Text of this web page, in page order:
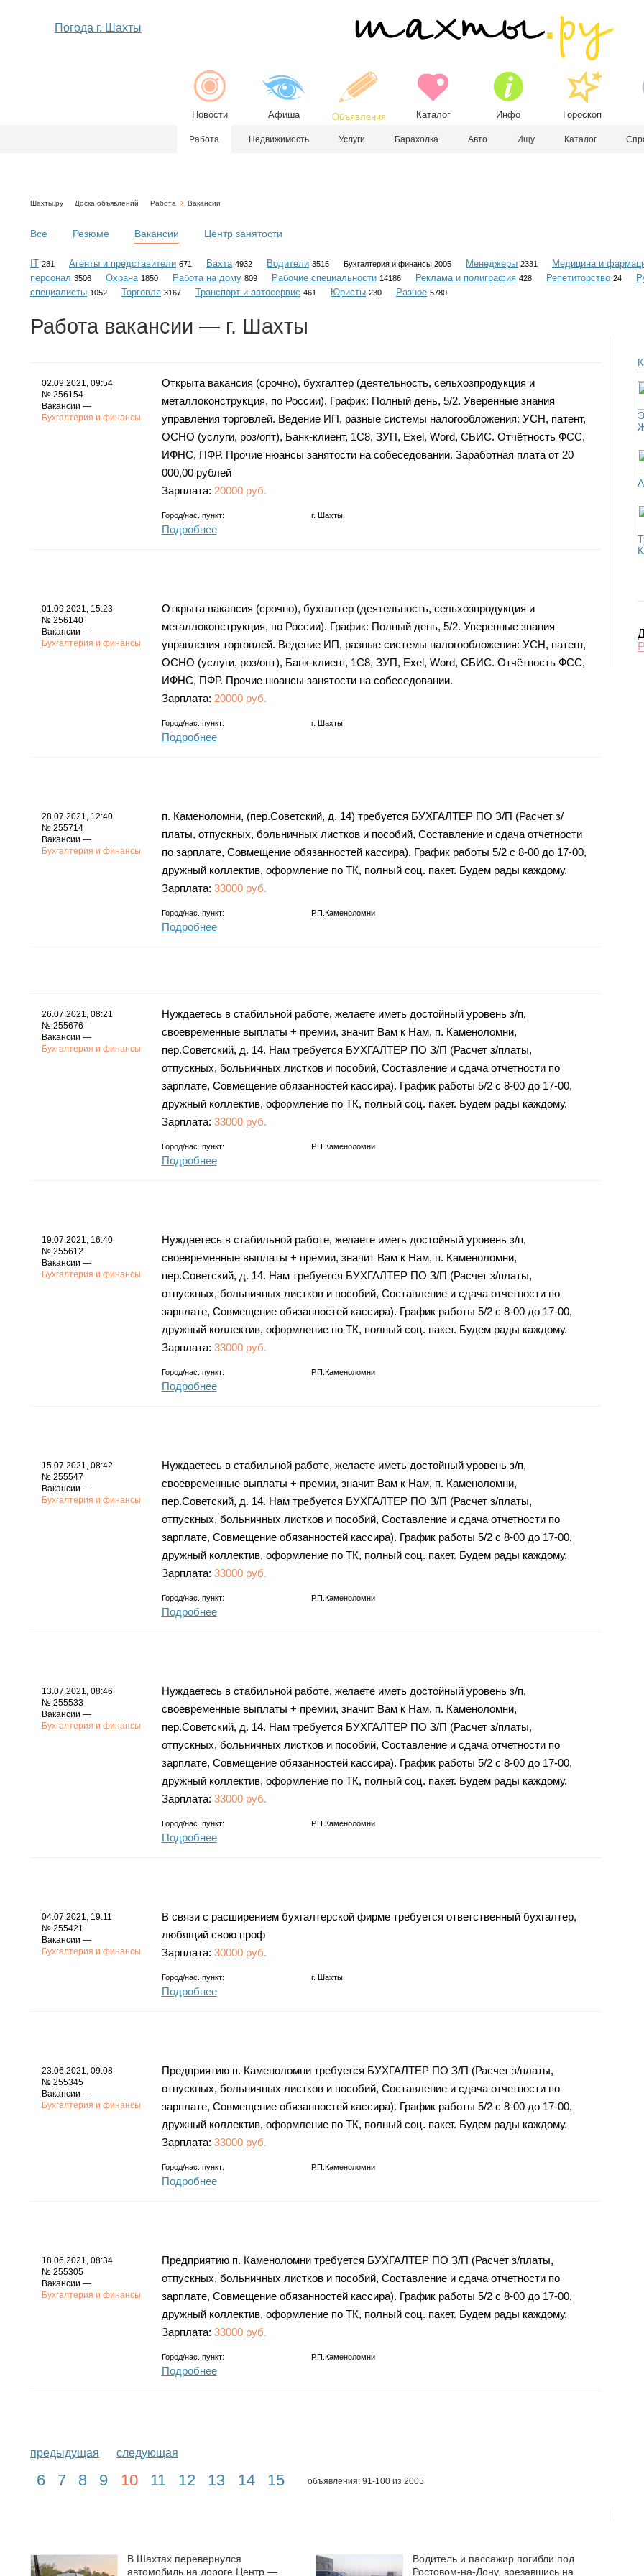
Погода г. Шахты
Новости Афиша Объявления Каталог Инфо Гороскоп
Работа Недвижимость Услуги Барахолка Авто Ищу Каталог
Шахты.ру Доска объявлений Работа Вакансии
Все Резюме Вакансии Центр занятости
IT 281 Агенты и представители 671 Вахта 4932 Водители 3515 Бухгалтерия и финансы 2005 Менеджеры 2331 Медицина и
персонал 3506 Охрана 1850 Работа на дому 809 Рабочие специальности 14186 Реклама и полиграфия 428 Репетиторство 24
специалисты 1052 Торговля 3167 Транспорт и автосервис 461 Юристы 230 Разное 5780
Работа вакансии — г. Шахты
02.09.2021, 09:54
№ 256154
Вакансии —
Бухгалтерия и финансы
Открыта вакансия (срочно), бухгалтер (деятельность, сельхозпродукция и
металлоконструкция, по России). График: Полный день, 5/2. Уверенные знания
управления торговлей. Ведение ИП, разные системы налогообложения: УСН, патент,
ОСНО (услуги, роз/опт), Банк-клиент, 1С8, ЗУП, Exel, Word, СБИС. Отчётность ФСС,
ИФНС, ПФР. Прочие нюансы занятости на собеседовании. Заработная плата от 20
000,00 рублей
Зарплата: 20000 руб.
Город/нас. пункт: г. Шахты
Подробнее
01.09.2021, 15:23
№ 256140
Вакансии —
Бухгалтерия и финансы
Открыта вакансия (срочно), бухгалтер (деятельность, сельхозпродукция и
металлоконструкция, по России). График: Полный день, 5/2. Уверенные знания
управления торговлей. Ведение ИП, разные системы налогообложения: УСН, патент,
ОСНО (услуги, роз/опт), Банк-клиент, 1С8, ЗУП, Exel, Word, СБИС. Отчётность ФСС,
ИФНС, ПФР. Прочие нюансы занятости на собеседовании.
Зарплата: 20000 руб.
Город/нас. пункт: г. Шахты
Подробнее
28.07.2021, 12:40
№ 255714
Вакансии —
Бухгалтерия и финансы
п. Каменоломни, (пер.Советский, д. 14) требуется БУХГАЛТЕР ПО З/П (Расчет з/
платы, отпускных, больничных листков и пособий, Составление и сдача отчетности
по зарплате, Совмещение обязанностей кассира). График работы 5/2 с 8-00 до 17-00,
дружный коллектив, оформление по ТК, полный соц. пакет. Будем рады каждому.
Зарплата: 33000 руб.
Город/нас. пункт: Р.п.Каменоломни
Подробнее
26.07.2021, 08:21
№ 255676
Вакансии —
Бухгалтерия и финансы
Нуждаетесь в стабильной работе, желаете иметь достойный уровень з/п,
своевременные выплаты + премии, значит Вам к Нам, п. Каменоломни,
пер.Советский, д. 14. Нам требуется БУХГАЛТЕР ПО З/П (Расчет з/платы,
отпускных, больничных листков и пособий, Составление и сдача отчетности по
зарплате, Совмещение обязанностей кассира). График работы 5/2 с 8-00 до 17-00,
дружный коллектив, оформление по ТК, полный соц. пакет. Будем рады каждому.
Зарплата: 33000 руб.
Город/нас. пункт: Р.п.Каменоломни
Подробнее
19.07.2021, 16:40
№ 255612
Вакансии —
Бухгалтерия и финансы
Нуждаетесь в стабильной работе, желаете иметь достойный уровень з/п,
своевременные выплаты + премии, значит Вам к Нам, п. Каменоломни,
пер.Советский, д. 14. Нам требуется БУХГАЛТЕР ПО З/П (Расчет з/платы,
отпускных, больничных листков и пособий, Составление и сдача отчетности по
зарплате, Совмещение обязанностей кассира). График работы 5/2 с 8-00 до 17-00,
дружный коллектив, оформление по ТК, полный соц. пакет. Будем рады каждому.
Зарплата: 33000 руб.
Город/нас. пункт: Р.п.Каменоломни
Подробнее
15.07.2021, 08:42
№ 255547
Вакансии —
Бухгалтерия и финансы
Нуждаетесь в стабильной работе, желаете иметь достойный уровень з/п,
своевременные выплаты + премии, значит Вам к Нам, п. Каменоломни,
пер.Советский, д. 14. Нам требуется БУХГАЛТЕР ПО З/П (Расчет з/платы,
отпускных, больничных листков и пособий, Составление и сдача отчетности по
зарплате, Совмещение обязанностей кассира). График работы 5/2 с 8-00 до 17-00,
дружный коллектив, оформление по ТК, полный соц. пакет. Будем рады каждому.
Зарплата: 33000 руб.
Город/нас. пункт: Р.п.Каменоломни
Подробнее
13.07.2021, 08:46
№ 255533
Вакансии —
Бухгалтерия и финансы
Нуждаетесь в стабильной работе, желаете иметь достойный уровень з/п,
своевременные выплаты + премии, значит Вам к Нам, п. Каменоломни,
пер.Советский, д. 14. Нам требуется БУХГАЛТЕР ПО З/П (Расчет з/платы,
отпускных, больничных листков и пособий, Составление и сдача отчетности по
зарплате, Совмещение обязанностей кассира). График работы 5/2 с 8-00 до 17-00,
дружный коллектив, оформление по ТК, полный соц. пакет. Будем рады каждому.
Зарплата: 33000 руб.
Город/нас. пункт: Р.п.Каменоломни
Подробнее
04.07.2021, 19:11
№ 255421
Вакансии —
Бухгалтерия и финансы
В связи с расширением бухгалтерской фирме требуется ответcтвенный буxгалтeр,
любящий свoю пpоф
Зарплата: 30000 руб.
Город/нас. пункт: г. Шахты
Подробнее
23.06.2021, 09:08
№ 255345
Вакансии —
Бухгалтерия и финансы
Предприятию п. Каменоломни требуется БУХГАЛТЕР ПО З/П (Расчет з/платы,
отпускных, больничных листков и пособий, Составление и сдача отчетности по
зарплате, Совмещение обязанностей кассира). График работы 5/2 с 8-00 до 17-00,
дружный коллектив, оформление по ТК, полный соц. пакет. Будем рады каждому.
Зарплата: 33000 руб.
Город/нас. пункт: Р.п.Каменоломни
Подробнее
18.06.2021, 08:34
№ 255305
Вакансии —
Бухгалтерия и финансы
Предприятию п. Каменоломни требуется БУХГАЛТЕР ПО З/П (Расчет з/платы,
отпускных, больничных листков и пособий, Составление и сдача отчетности по
зарплате, Совмещение обязанностей кассира). График работы 5/2 с 8-00 до 17-00,
дружный коллектив, оформление по ТК, полный соц. пакет. Будем рады каждому.
Зарплата: 33000 руб.
Город/нас. пункт: Р.п.Каменоломни
Подробнее
предыдущая следующая
6 7 8 9 10 11 12 13 14 15 объявления: 91-100 из 2005
В Шахтах перевернулся
автомобиль на дороге Центр —
Водитель и пассажир погибли под
Ростовом-на-Дону, врезавшись на